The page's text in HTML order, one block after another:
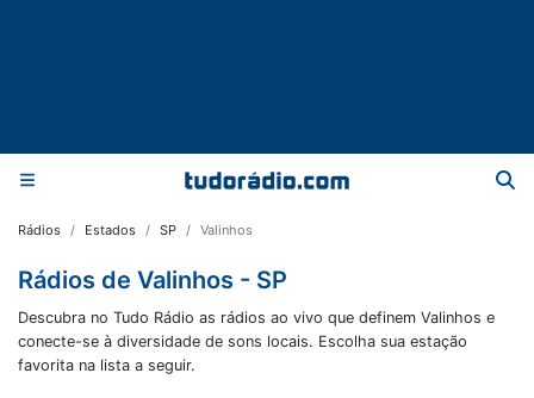
Rádios Estados SP Valinhos
Rádios de Valinhos - SP
Descubra no Tudo Rádio as rádios ao vivo que definem Valinhos e
conecte-se à diversidade de sons locais. Escolha sua estação
favorita na lista a seguir.